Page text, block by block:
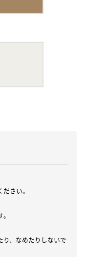
さい。
り、なめたりしないで